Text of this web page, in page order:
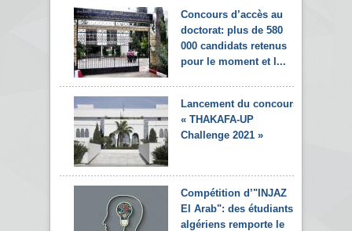
Concours d’accès au
doctorat: plus de 580
000 candidats retenus
pour le moment et l...
Lancement du concours
« THAKAFA-UP
Challenge 2021 »
Compétition d’"INJAZ
El Arab": des étudiants
algériens remporte le